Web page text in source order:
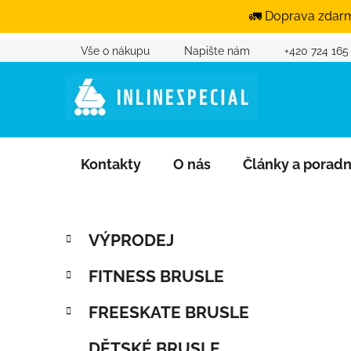
🚛 Doprava
Přejít na obsah
Vše o nákupu Napište nám +420 724 165
Kontakty O nás Články a
Postranní panel
Přeskočit kategorie
Kategorie
VÝPRODEJ
FITNESS BRUSLE
FREESKATE BRUSLE